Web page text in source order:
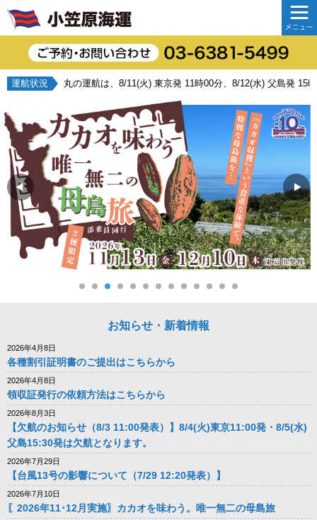
お知らせ・新着情報
2026年4月8日
各種割引証明書のご提出はこちらから
2026年4月8日
領収証発行の依頼方法はこちらから
2026年8月3日
【欠航のお知らせ（8/3 11:00発表）】8/4(火)東京11:00発・8/5(水)
父島15:30発は欠航となります。
2026年7月29日
【台風13号の影響について（7/29 12:20発表）】
2026年7月10日
〖2026年11･12月実施〗カカオを味わう。唯一無二の母島旅